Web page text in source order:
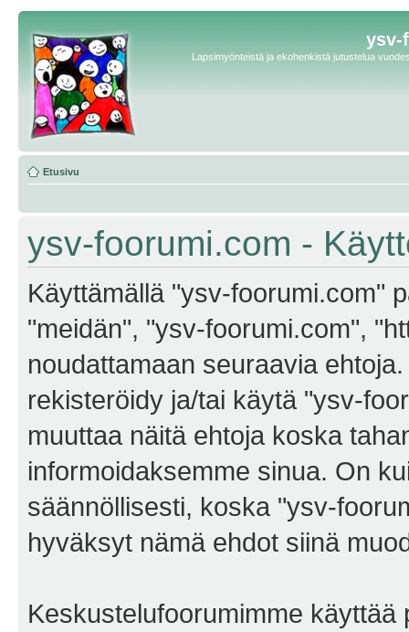
ysv-
Lapsimyönteistä ja ekohenkistä jutustelua
Etusivu
ysv-foorumi.com -
Käyttämällä "ysv-foorumi.com"
"meidän", "ysv-foorumi.com",
noudattamaan seuraavia
rekisteröidy ja/tai käytä "ysv-
muuttaa näitä ehtoja koska
informoidaksemme sinua. On
säännöllisesti, koska "ysv-
hyväksyt nämä ehdot siinä
Keskustelufoorumimme